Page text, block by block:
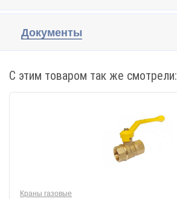
Документы
С этим товаром так же смотрели:
Краны газовые